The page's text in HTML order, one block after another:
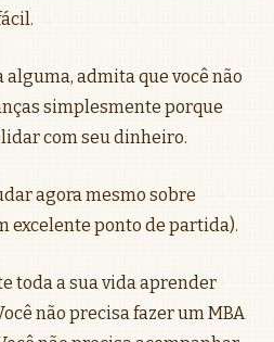
admita que você não
simplesmente porque
com seu dinheiro.
agora mesmo sobre
excelente ponto de partida).
toda a sua vida aprender
não precisa fazer um MBA